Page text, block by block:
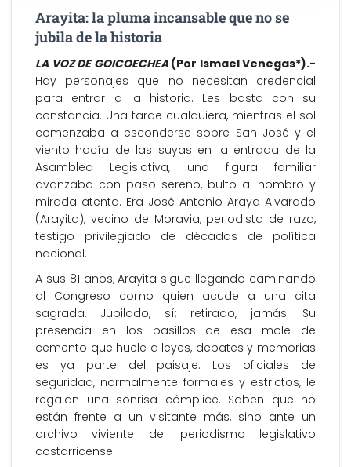
Arayita: la pluma incansable que no se
jubila de la historia
LA VOZ DE GOICOECHEA(Por Ismael Venegas*).-
Hay personajes que no necesitan credencial
para entrar a la historia. Les basta con su
constancia. Una tarde cualquiera, mientras el sol
comenzaba a esconderse sobre San José y el
viento hacía de las suyas en la entrada de la
Asamblea Legislativa, una figura familiar
avanzaba con paso sereno, bulto al hombro y
mirada atenta. Era José Antonio Araya Alvarado
(Arayita), vecino de Moravia, periodista de raza,
testigo privilegiado de décadas de política
nacional.
A sus 81 años, Arayita sigue llegando caminando
al Congreso como quien acude a una cita
sagrada. Jubilado, sí; retirado, jamás. Su
presencia en los pasillos de esa mole de
cemento que huele a leyes, debates y memorias
es ya parte del paisaje. Los oficiales de
seguridad, normalmente formales y estrictos, le
regalan una sonrisa cómplice. Saben que no
están frente a un visitante más, sino ante un
archivo viviente del periodismo legislativo
costarricense.